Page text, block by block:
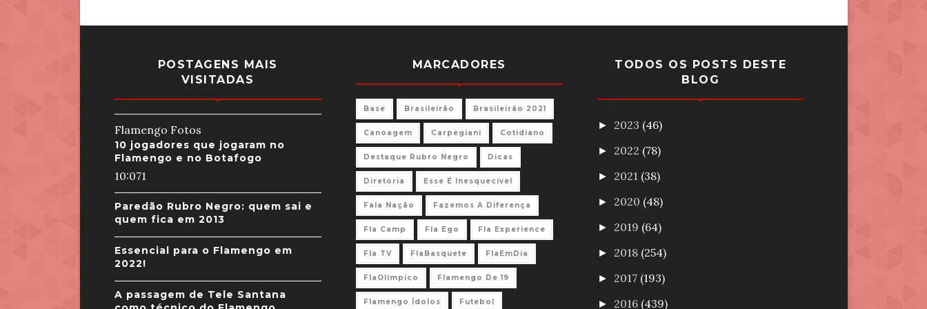
POSTAGENS MAIS
VISITADAS
Flamengo Fotos
10 jogadores que jogaram no
Flamengo e no Botafogo
10:071
Paredão Rubro Negro: quem sai e
quem fica em 2013
Essencial para o Flamengo em
2022!
A passagem de Tele Santana
MARCADORES
Base Brasileirão Brasileirão 2021
Canoagem Carpegiani Cotidiano
Destaque Rubro Negro Dicas
Diretoria Esse É Inesquecível
Fala Nação Fazemos A Diferença
Fla Camp Fla Ego Fla Experience
Fla TV FlaBasquete FlaEmDia
FlaOlímpico Flamengo De 19
Flamengo Ídolos Futebol
TODOS OS POSTS DESTE
BLOG
► 2023 (46)
► 2022 (78)
► 2021 (38)
► 2020 (48)
► 2019 (64)
► 2018 (254)
► 2017 (193)
► 2016 (439)